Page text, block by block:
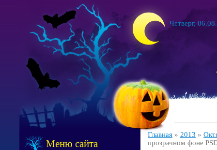
Четверг,
Меню сайта
Главная » 2013 »
прозрачном фоне